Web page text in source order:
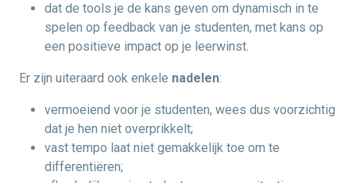
dat de tools je de kans geven om dynamisch in te
spelen op feedback van je studenten, met kans op
een positieve impact op je leerwinst.
Er zijn uiteraard ook enkele nadelen:
vermoeiend voor je studenten, wees dus voorzichtig
dat je hen niet overprikkelt;
vast tempo laat niet gemakkelijk toe om te
differentiëren;